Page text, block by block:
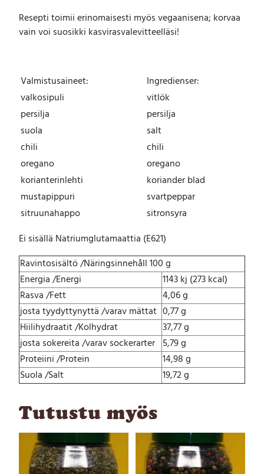
Resepti toimii erinomaisesti myös vegaanisena; korvaa
vain voi suosikki kasvirasvalevitteelläsi!
Valmistusaineet:
Ingredienser:
valkosipuli
vitlök
persilja
persilja
suola
salt
chili
chili
oregano
oregano
korianterinlehti
koriander blad
mustapippuri
svartpeppar
sitruunahappo
sitronsyra
Ei sisällä Natriumglutamaattia (E621)
Ravintosisältö /Näringsinnehåll 100 g
Energia /Energi
1143 kj (273 kcal)
Rasva /Fett
4,06 g
josta tyydyttynyttä /varav mättat 0,77 g
Hiilihydraatit /Kolhydrat
37,77 g
josta sokereita /varav sockerarter 5,79 g
Proteiini /Protein
14,98 g
Suola /Salt
19,72 g
Tutustu myös